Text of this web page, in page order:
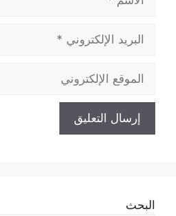
البريد
الإلكتروني
الموقع
الإلكتروني
البحث